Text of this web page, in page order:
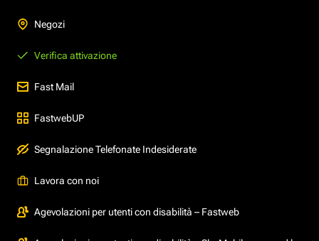
Negozi
Verifica attivazione
Fast Mail
FastwebUP
Segnalazione Telefonate Indesiderate
Lavora con noi
Agevolazioni per utenti con disabilità – Fastweb